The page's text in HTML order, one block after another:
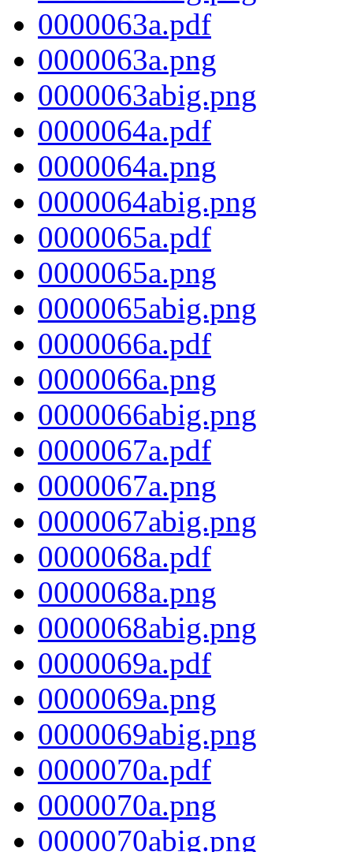
0000063a.pdf
0000063a.png
0000063abig.png
0000064a.pdf
0000064a.png
0000064abig.png
0000065a.pdf
0000065a.png
0000065abig.png
0000066a.pdf
0000066a.png
0000066abig.png
0000067a.pdf
0000067a.png
0000067abig.png
0000068a.pdf
0000068a.png
0000068abig.png
0000069a.pdf
0000069a.png
0000069abig.png
0000070a.pdf
0000070a.png
0000070abig.png